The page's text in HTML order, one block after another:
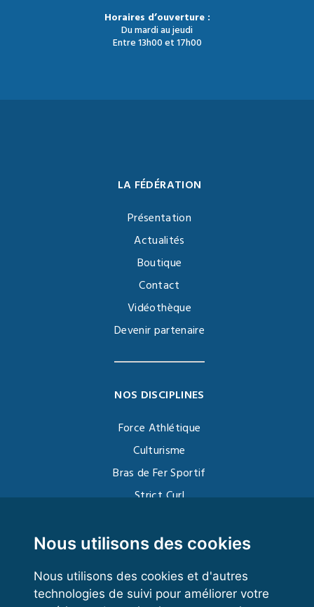
Nous utilisons des cookies
Nous utilisons des cookies et d'autres
technologies de suivi pour améliorer votre
Horaires d’ouverture :
Du mardi au jeudi
Entre 13h00 et 17h00
LA FÉDÉRATION
Présentation
Actualités
Boutique
Contact
Vidéothèque
Devenir partenaire
NOS DISCIPLINES
Force Athlétique
Culturisme
Bras de Fer Sportif
Strict Curl
Kettlebell